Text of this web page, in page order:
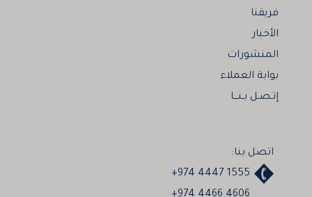
فريقنا
الأخبار
المنشورات
بوابة العملاء
إتـصـل بـنـــا
اتصل بنا:
+974 4447 1555